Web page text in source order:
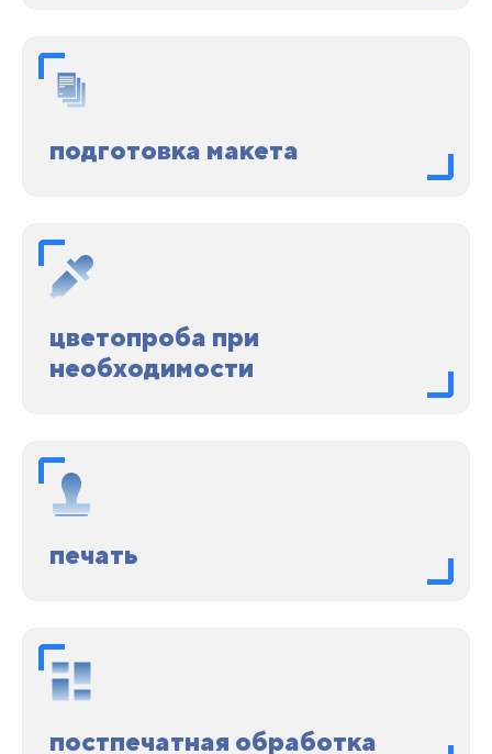
подготовка макета
цветопроба при
необходимости
печать
постпечатная обработка